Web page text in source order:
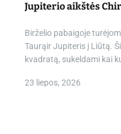
Jupiterio aikštės
Birželio pabaigoje turėjome
Taurąir Jupiteris į Liūtą. Šio
kvadratą, sukeldami kai
23 liepos, 2026